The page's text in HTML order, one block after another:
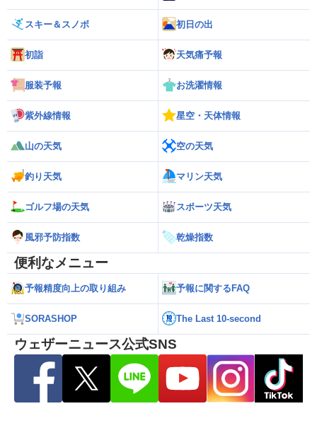
スキー＆スノボ 初日の出
初詣 天気痛予報
服装予報 お洗濯情報
紫外線情報 星空・天体情報
山の天気 空の天気
釣り天気 マリン天気
ゴルフ場の天気 スポーツ天気
風邪予防指数 乾燥指数
便利なメニュー
予報精度向上の取り組み 予報に関するFAQ
SORASHOP The Last 10-second
ウェザーニュース公式SNS